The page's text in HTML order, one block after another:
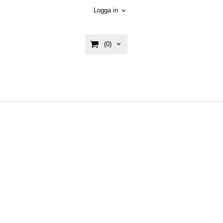
Logga in
(0)